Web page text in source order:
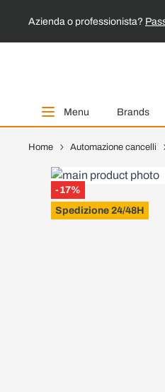
Azienda o professionista?
Menu Brands
Home Automazione cancelli
-17%
Spedizione 24/48H